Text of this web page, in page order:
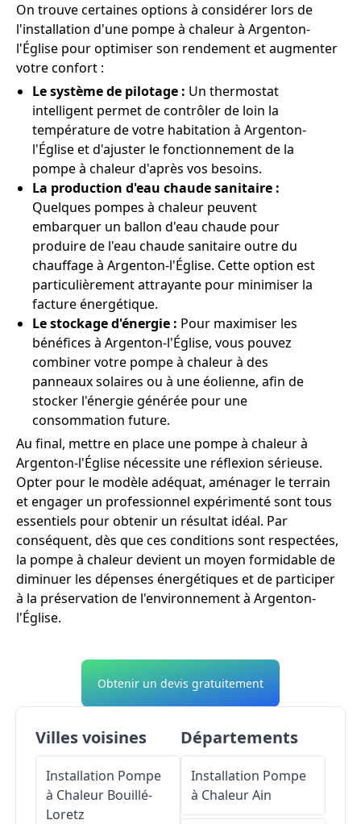
On trouve certaines options à considérer lors de
l'installation d'une pompe à chaleur à Argenton-
l'Église pour optimiser son rendement et augmenter
votre confort :
Le système de pilotage : Un thermostat
intelligent permet de contrôler de loin la
température de votre habitation à Argenton-
l'Église et d'ajuster le fonctionnement de la
pompe à chaleur d'après vos besoins.
La production d'eau chaude sanitaire :
Quelques pompes à chaleur peuvent
embarquer un ballon d'eau chaude pour
produire de l'eau chaude sanitaire outre du
chauffage à Argenton-l'Église. Cette option est
particulièrement attrayante pour minimiser la
facture énergétique.
Le stockage d'énergie : Pour maximiser les
bénéfices à Argenton-l'Église, vous pouvez
combiner votre pompe à chaleur à des
panneaux solaires ou à une éolienne, afin de
stocker l'énergie générée pour une
consommation future.
Au final, mettre en place une pompe à chaleur à
Argenton-l'Église nécessite une réflexion sérieuse.
Opter pour le modèle adéquat, aménager le terrain
et engager un professionnel expérimenté sont tous
essentiels pour obtenir un résultat idéal. Par
conséquent, dès que ces conditions sont respectées,
la pompe à chaleur devient un moyen formidable de
diminuer les dépenses énergétiques et de participer
à la préservation de l'environnement à Argenton-
l'Église.
Obtenir un devis gratuitement
Villes voisines
Installation Pompe
à Chaleur Bouillé-
Loretz
Départements
Installation Pompe
à ChaleurAin